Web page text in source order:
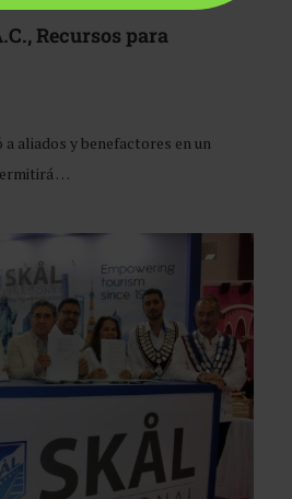
Recursos para
aliados y benefactores en un
…